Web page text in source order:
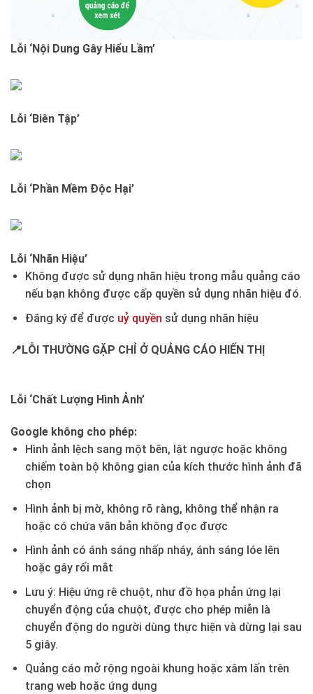
Lỗi ‘Nội Dung Gây Hiểu Lầm’
Lỗi ‘Biên Tập’
Lỗi ‘Phần Mềm Độc Hại’
Lỗi ‘Nhãn Hiệu’
Không được sử dụng nhãn hiệu trong mẫu quảng cáo
nếu bạn không được cấp quyền sử dụng nhãn hiệu đó.
Đăng ký để được uỷ quyền sử dụng nhãn hiệu
📍LỖI THƯỜNG GẶP CHỈ Ở QUẢNG CÁO HIỂN THỊ
Lỗi ‘Chất Lượng Hình Ảnh’
Google không cho phép:
Hình ảnh lệch sang một bên, lật ngược hoặc không
chiếm toàn bộ không gian của kích thước hình ảnh đã
chọn
Hình ảnh bị mờ, không rõ ràng, không thể nhận ra
hoặc có chứa văn bản không đọc được
Hình ảnh có ánh sáng nhấp nháy, ánh sáng lóe lên
hoặc gây rối mắt
Lưu ý: Hiệu ứng rê chuột, như đồ họa phản ứng lại
chuyển động của chuột, được cho phép miễn là
chuyển động do người dùng thực hiện và dừng lại sau
5 giây.
Quảng cáo mở rộng ngoài khung hoặc xâm lấn trên
trang web hoặc ứng dụng